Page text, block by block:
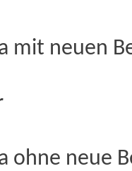
mit neuen
ohne neue